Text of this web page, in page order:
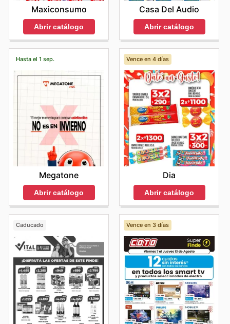
Maxiconsumo
Abrir catálogo
Casa Del Audio
Abrir catálogo
Hasta el 1 sep.
Megatone
Abrir catálogo
Vence en 4 días
Dia
Abrir catálogo
Caducado Vence en 3 días